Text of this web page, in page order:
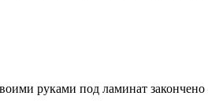
руками под ламинат